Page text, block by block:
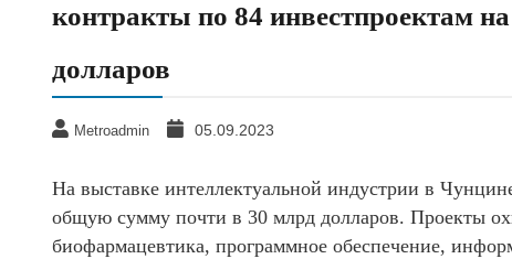
контракты по 84 инвестпроектам
долларов
Metroadmin 05.09.2023
На выставке интеллектуальной индустрии в
общую сумму почти в 30 млрд долларов. Проекты
биофармацевтика, программное обеспечение,